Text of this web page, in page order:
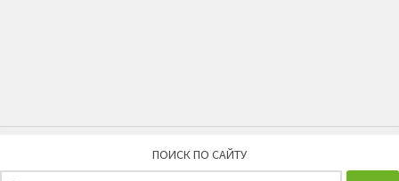
ПОИСК ПО САЙТУ